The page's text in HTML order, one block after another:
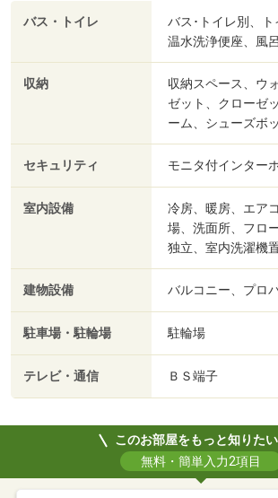
バス・トイレ
バス･トイレ別、ト
温水洗浄便座、風
収納
収納スペース、ウ
ゼット、クローゼ
ーム、シューズボ
セキュリティ モニタ付インター
室内設備
冷房、暖房、エア
場、洗面所、フロ
独立、室内洗濯機
建物設備 バルコニー、プロ
駐車場・駐輪場 駐輪場
テレビ・通信 ＢＳ端子
このお部屋をもっと知りたい
無料・簡単入力2項目